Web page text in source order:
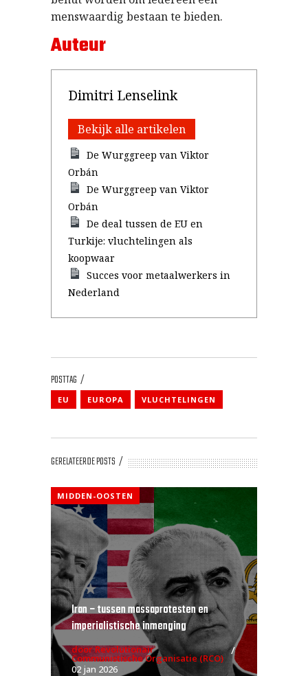
menswaardig bestaan te bieden.
Auteur
Dimitri Lenselink
Bekijk alle artikelen
De Wurggreep van Viktor
Orbán
De Wurggreep van Viktor
Orbán
De deal tussen de EU en
Turkije: vluchtelingen als
koopwaar
Succes voor metaalwerkers in
Nederland
POSTTAG
EU EUROPA VLUCHTELINGEN
GERELATEERDE POSTS
MIDDEN-OOSTEN
Iran – tussen massaprotesten en
imperialistische inmenging
door Revolutionair
Communistische Organisatie (RCO)
02 jan 2026